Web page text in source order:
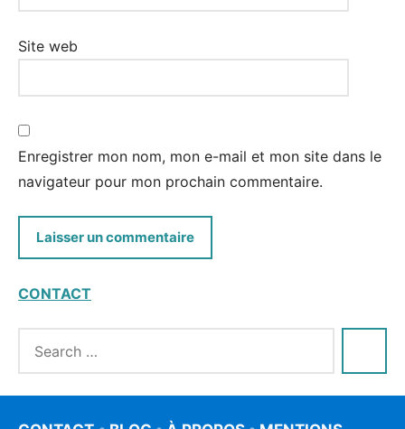
Site web
Enregistrer mon nom, mon e-mail et mon site dans le
navigateur pour mon prochain commentaire.
CONTACT